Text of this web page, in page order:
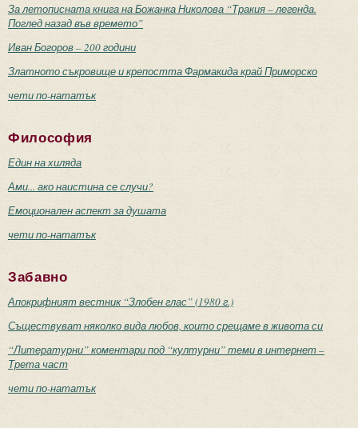
За летописната книга на Божанка Николова “Тракия – легенда.
Поглед назад във времето”
Иван Богоров – 200 години
Златното съкровище и крепостта Фармакида край Приморско
чети по-нататък
Философия
Един на хиляда
Ами... ако наистина се случи?
Емоционален аспект за душата
чети по-нататък
Забавно
Апокрифният вестник “Злобен глас” (1980 г.)
Съществуват няколко вида любов, които срещаме в живота си
“Литературни” коментари под “културни” теми в интернет –
Трета част
чети по-нататък